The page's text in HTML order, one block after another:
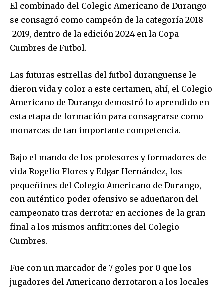
El combinado del Colegio Americano de Durango
se consagró como campeón de la categoría 2018
-2019, dentro de la edición 2024 en la Copa
Cumbres de Futbol.
Las futuras estrellas del futbol duranguense le
dieron vida y color a este certamen, ahí, el Colegio
Americano de Durango demostró lo aprendido en
esta etapa de formación para consagrarse como
monarcas de tan importante competencia.
Bajo el mando de los profesores y formadores de
vida Rogelio Flores y Edgar Hernández, los
pequeñines del Colegio Americano de Durango,
con auténtico poder ofensivo se adueñaron del
campeonato tras derrotar en acciones de la gran
final a los mismos anfitriones del Colegio
Cumbres.
Fue con un marcador de 7 goles por 0 que los
jugadores del Americano derrotaron a los locales